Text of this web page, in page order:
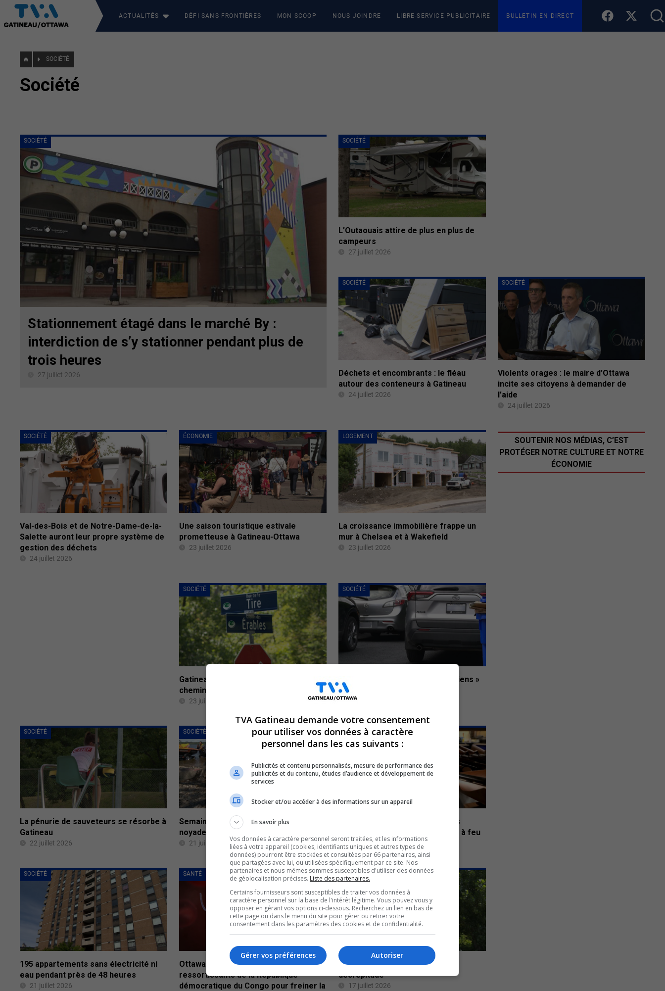
ACTUALITÉS DÉFI SANS FRONTIÈRES MON SCOOP NOUS JOINDRE LIBRE-SERVICE PUBLICITAIRE BULLETIN EN DIRECT
SOCIÉTÉ
Société
SOCIÉTÉ
Stationnement étagé dans le marché By :
interdiction de s’y stationner pendant plus de
trois heures
27 juillet 2026
SOCIÉTÉ
L’Outaouais attire de plus en plus de
campeurs
27 juillet 2026
SOCIÉTÉ
Déchets et encombrants : le fléau
autour des conteneurs à Gatineau
24 juillet 2026
SOCIÉTÉ
Violents orages : le maire d’Ottawa
incite ses citoyens à demander de
l’aide
24 juillet 2026
SOCIÉTÉ
Val-des-Bois et de Notre-Dame-de-la-
Salette auront leur propre système de
gestion des déchets
24 juillet 2026
ÉCONOMIE
Une saison touristique estivale
prometteuse à Gatineau-Ottawa
23 juillet 2026
LOGEMENT
La croissance immobilière frappe un
mur à Chelsea et à Wakefield
23 juillet 2026
SOCIÉTÉ
Gatineau sécurise les accotements du
chemin des Érables
23 juillet 2026
SOCIÉTÉ
Le phénomène des « faux Ontariens »
s’est estompé
23 juillet 2026
SOCIÉTÉ
La pénurie de sauveteurs se résorbe à
Gatineau
22 juillet 2026
SOCIÉTÉ
Semaine nationale de prévention de la
noyade : un appel à la vigilance
21 juillet 2026
SOCIÉTÉ
Des municipalités de l’Outaouais
s’opposent au rachat des armes à feu
21 juillet 2026
SOCIÉTÉ
195 appartements sans électricité ni
eau pendant près de 48 heures
21 juillet 2026
SANTÉ
Ottawa interdit l’entrée aux
ressortissants de la République
démocratique du Congo pour freiner la
SOCIÉTÉ
Une maison abandonnée en
décrépitude
17 juillet 2026
SOUTENIR NOS MÉDIAS, C’EST
PROTÉGER NOTRE CULTURE ET NOTRE
ÉCONOMIE
TVA Gatineau demande votre consentement
pour utiliser vos données à caractère
personnel dans les cas suivants :
Publicités et contenu personnalisés, mesure de performance des
publicités et du contenu, études d’audience et développement de
services
Stocker et/ou accéder à des informations sur un appareil
En savoir plus
Vos données à caractère personnel seront traitées, et les informations
liées à votre appareil (cookies, identifiants uniques et autres types de
données) pourront être stockées et consultées par 66 partenaires, ainsi
que partagées avec lui, ou utilisées spécifiquement par ce site. Nos
partenaires et nous-mêmes sommes susceptibles d'utiliser des données
de géolocalisation précises. Liste des partenaires.
Certains fournisseurs sont susceptibles de traiter vos données à
caractère personnel sur la base de l'intérêt légitime. Vous pouvez vous y
opposer en gérant vos options ci-dessous. Recherchez un lien en bas de
cette page ou dans le menu du site pour gérer ou retirer votre
consentement dans les paramètres des cookies et de confidentialité.
Autoriser
Gérer vos préférences